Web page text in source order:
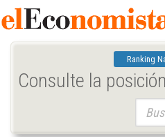
Ranking
Consulte la